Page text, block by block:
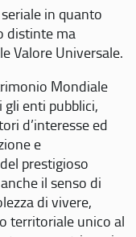
in quanto
distinte ma
Valore Universale.
Mondiale
enti pubblici,
d’interesse ed
e
prestigioso
il senso di
di vivere,
territoriale unico al